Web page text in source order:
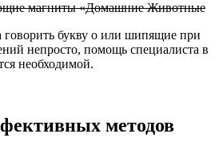
магниты «Домашние Животные
говорить букву о или шипящие при
непросто, помощь специалиста в
необходимой.
методов